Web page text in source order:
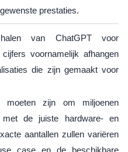
prestaties.
van ChatGPT voor
voornamelijk afhangen
die zijn gemaakt voor
moeten zijn om miljoenen
de juiste hardware- en
aantallen zullen variëren
case en de beschikbare